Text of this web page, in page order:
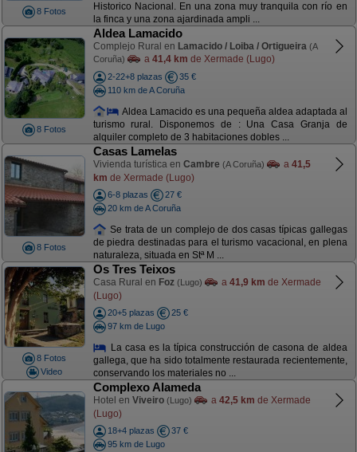
8 Fotos
Historico Nacional. En una zona muy tranquila con río en
la finca y una zona ajardinada ampli ...
8 Fotos
Aldea Lamacido
Complejo Rural en Lamacido / Loiba / Ortigueira (A
Coruña)
a 41,4 km de Xermade (Lugo)
2-22+8 plazas
35 €
110 km de A Coruña
Aldea Lamacido es una pequeña aldea adaptada al
turismo rural. Disponemos de : Una Casa Granja de
alquiler completo de 3 habitaciones dobles ...
8 Fotos
Casas Lamelas
Vivienda turística en Cambre (A Coruña) a 41,5
km de Xermade (Lugo)
6-8 plazas
27 €
20 km de A Coruña
Se trata de un complejo de dos casas típicas gallegas
de piedra destinadas para el turismo vacacional, en plena
naturaleza, situada en Stª M ...
8 Fotos
Video
Os Tres Teixos
Casa Rural en Foz (Lugo) a 41,9 km de Xermade
(Lugo)
20+5 plazas
25 €
97 km de Lugo
La casa es la típica construcción de casona de aldea
gallega, que ha sido totalmente restaurada recientemente,
conservando los materiales no ...
Complexo Alameda
Hotel en Viveiro (Lugo) a 42,5 km de Xermade
(Lugo)
18+4 plazas
37 €
95 km de Lugo